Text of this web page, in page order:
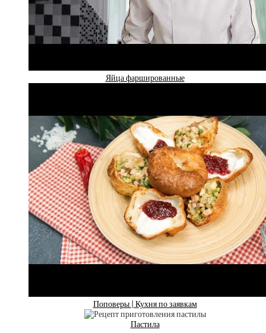
Яйца фаршированные
Поповеры | Кухня по заявкам
Пастила